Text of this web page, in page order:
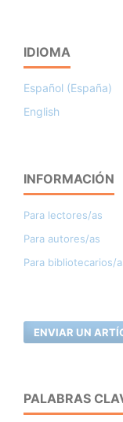
IDIOMA
Español (España)
English
INFORMACIÓN
Para lectores/as
Para autores/as
Para bibliotecarios/
ENVIAR UN
PALABRAS